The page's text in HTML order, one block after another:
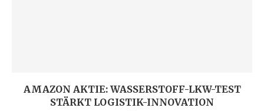
AMAZON AKTIE: WASSERSTOFF-LKW-TEST
STÄRKT LOGISTIK-INNOVATION